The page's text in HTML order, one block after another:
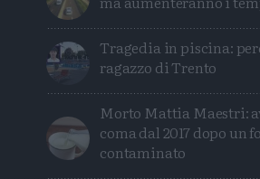
Tragedia in piscina:
ragazzo di Trento
Morto Mattia Maestri:
coma dal 2017 dopo un
contaminato